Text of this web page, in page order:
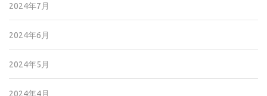
2024年7月
2024年6月
2024年5月
2024年4月